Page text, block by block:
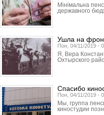
Мінімальна
державного
Ушла на
Пон, 04/11/2019 -
Я, Вера
Охтырского
Спасибо
Пон, 04/11/2019 -
Мы, группа
киностудии